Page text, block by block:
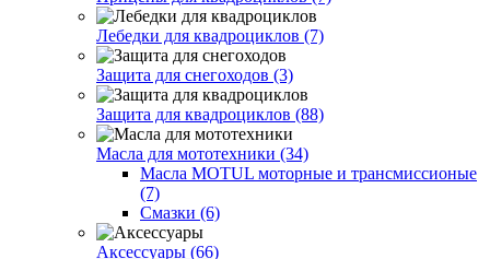
Лебедки для квадроциклов (7)
Защита для снегоходов (3)
Защита для квадроциклов (88)
Масла для мототехники (34)
Масла MOTUL моторные и трансмиссионые
(7)
Смазки (6)
Аксессуары (66)